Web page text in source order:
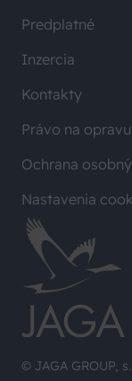
© JAGA GROUP,
Predplatné
Inzercia
Kontakty
Právo na opravu
Ochrana
Nastavenia